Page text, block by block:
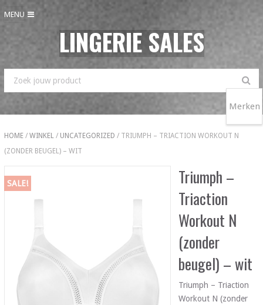
MENU
LINGERIE SALES
HOME/ WINKEL/ UNCATEGORIZED / TRIUMPH – TRIACTION WORKOUT N
(ZONDER BEUGEL) – WIT
SALE!
Triumph –
Triaction
Workout N
(zonder
beugel) – wit
Triumph – Triaction
Workout N (zonder
Merken